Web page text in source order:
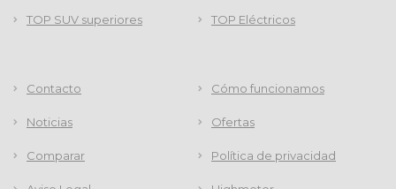
TOP SUV superiores TOP Eléctricos
Contacto Cómo funcionamos
Noticias Ofertas
Comparar Política de privacidad